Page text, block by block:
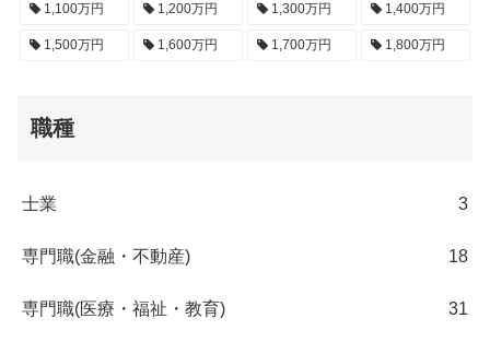
1,100万円 1,200万円 1,300万円 1,400万円
1,500万円 1,600万円 1,700万円 1,800万円
職種
士業 3
専門職(金融・不動産) 18
専門職(医療・福祉・教育) 31